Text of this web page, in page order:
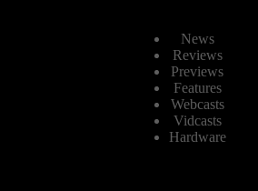
News
Reviews
Previews
Features
Webcasts
Vidcasts
Hardware